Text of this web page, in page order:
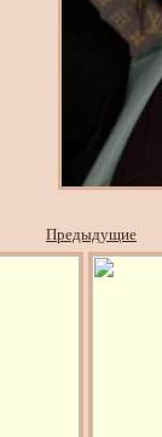
Предыдущие